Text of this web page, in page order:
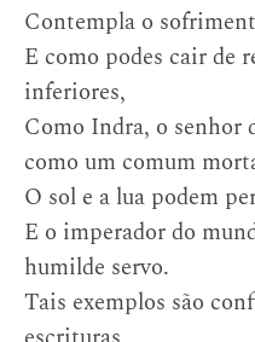
Contempla o
E como podes cair de
inferiores,
Como Indra, o senhor
como um comum
O sol e a lua podem
E o imperador do
humilde servo.
Tais exemplos são